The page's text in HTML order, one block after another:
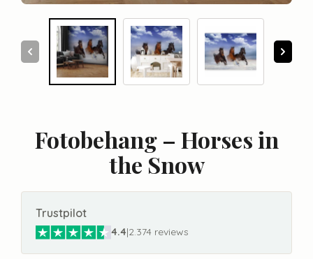
Fotobehang – Horses in
the Snow
Trustpilot
4.4|2.374 reviews